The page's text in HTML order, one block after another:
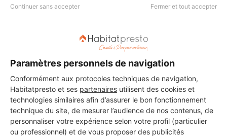
Continuer sans accepter Fermer et tout accepter
Paramètres personnels de navigation
Conformément aux protocoles techniques de navigation,
Habitatpresto et ses partenaires utilisent des cookies et
technologies similaires afin d’assurer le bon fonctionnement
technique du site, de mesurer l’audience de nos contenus, de
personnaliser votre expérience selon votre profil (particulier
ou professionnel) et de vous proposer des publicités
PAS LE TEMPS DE
CHERCHER ?
choisir ? Demandez des devis travauxauprès de notre réseau de 5 000
professionnels partout en France.